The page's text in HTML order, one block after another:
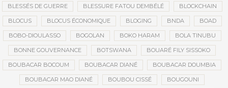
BLESSÉS DE GUERRE BLESSURE FATOU DEMBÉLÉ BLOCKCHAIN
BLOCUS BLOCUS ÉCONOMIQUE BLOGING BNDA BOAD
BOBO-DIOULASSO BOGOLAN BOKO HARAM BOLA TINUBU
BONNE GOUVERNANCE BOTSWANA BOUARÉ FILY SISSOKO
BOUBACAR BOCOUM BOUBACAR DIANÉ BOUBACAR DOUMBIA
BOUBACAR MAO DIANÉ BOUBOU CISSÉ BOUGOUNI